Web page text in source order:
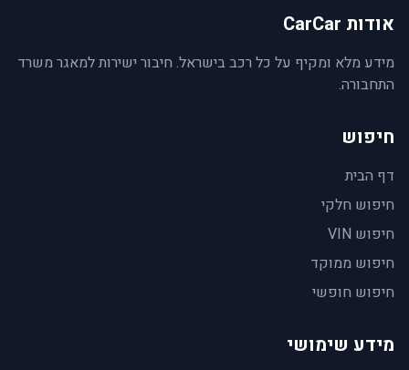
אודות CarCar
מידע מלא ומקיף על כל רכב בישראל. חיבור ישירות למאגר משרד
התחבורה.
חיפוש
דף הבית
חיפוש חלקי
חיפוש VIN
חיפוש ממוקד
חיפוש חופשי
מידע שימושי